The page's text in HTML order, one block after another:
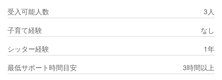
受入可能人数
3人
子育て経験
なし
シッター経験
1年
最低サポート時間目安
3時間以上